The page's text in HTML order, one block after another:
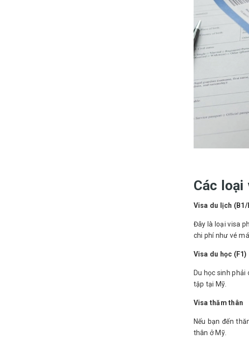
Các loại
Visa du lịch (B1/
Đây là loại visa
chi phí như vé
Visa du học (F1)
Du học sinh
tập tại Mỹ.
Visa thăm thân
Nếu bạn đến
thân ở Mỹ.